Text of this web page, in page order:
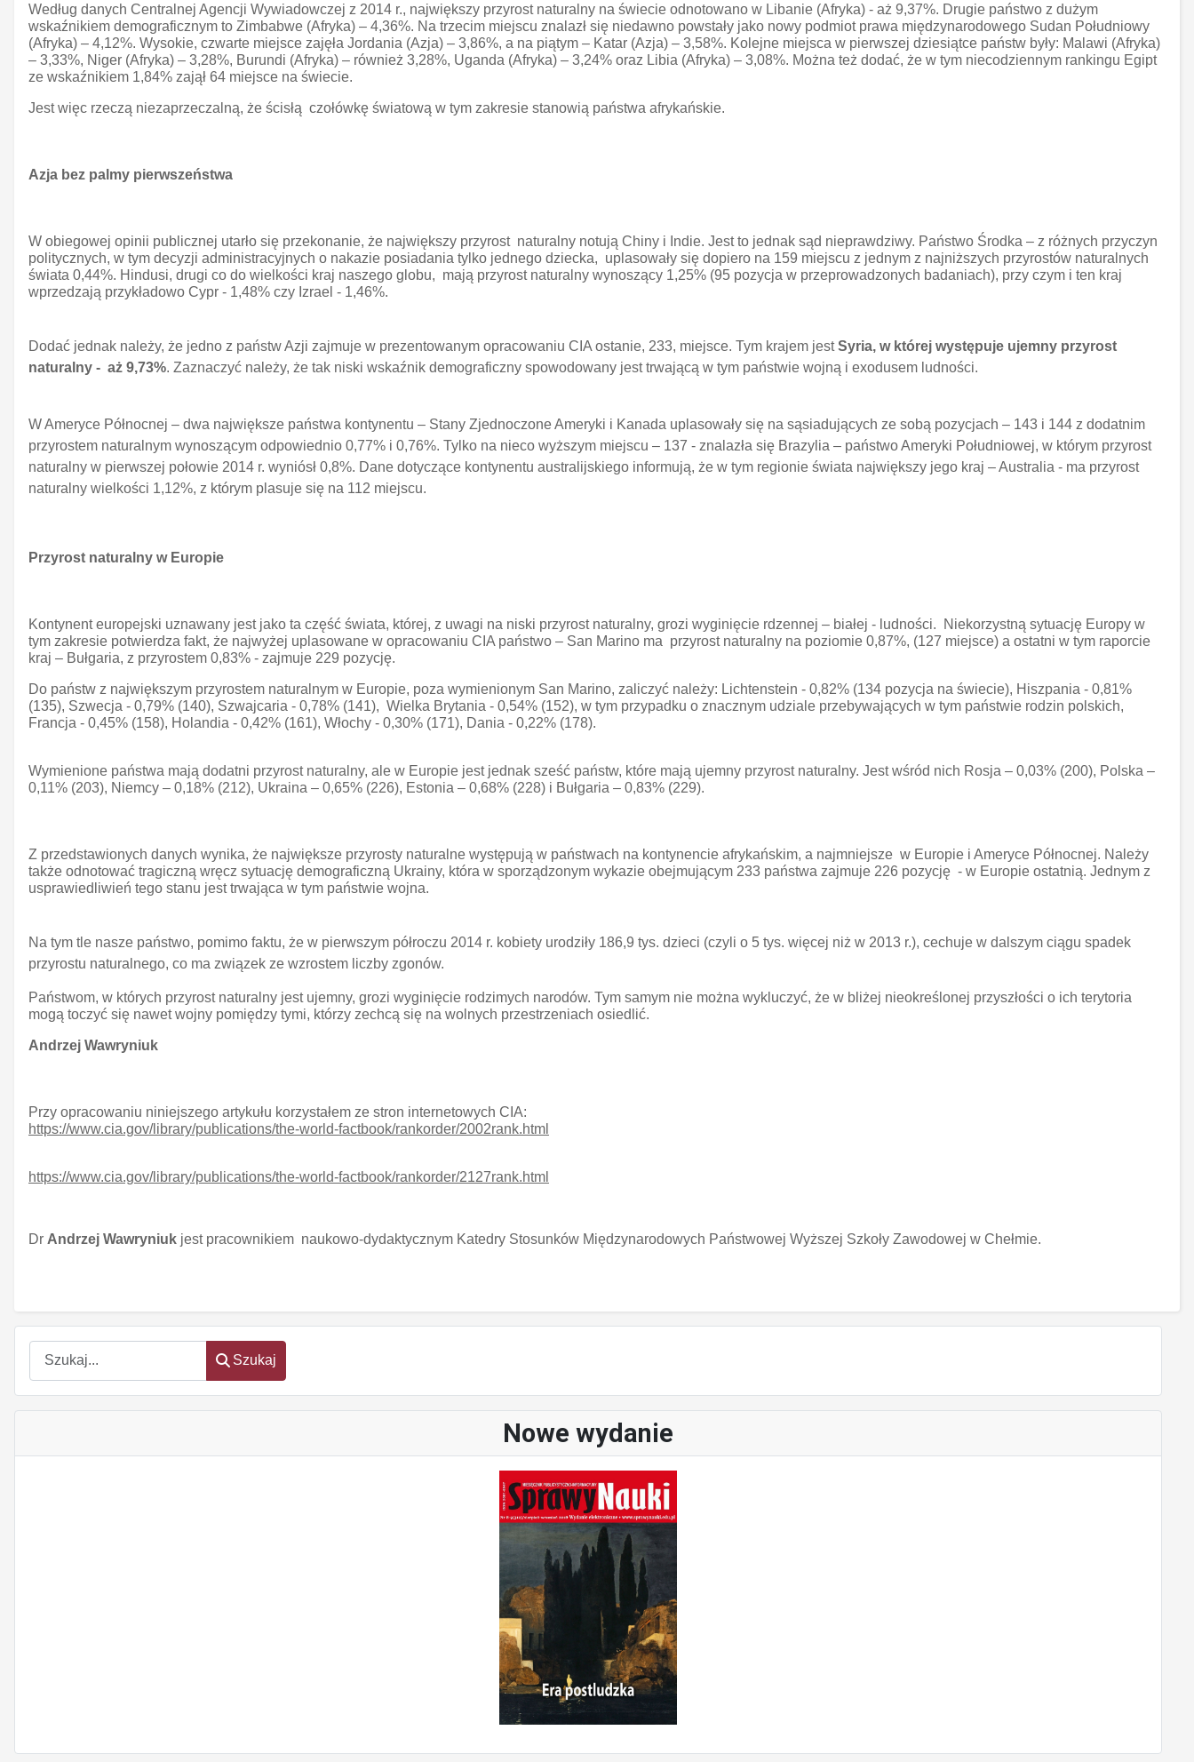
Szukaj
Szukaj
Nowe wydanie
Według danych Centralnej Agencji Wywiadowczej z 2014 r., największy przyrost naturalny na świecie odnotowano w Libanie (Afryka) - aż 9,37%. Drugie państwo z dużym
wskaźnikiem demograficznym to Zimbabwe (Afryka) – 4,36%. Na trzecim miejscu znalazł się niedawno powstały jako nowy podmiot prawa międzynarodowego Sudan Południowy
(Afryka) – 4,12%. Wysokie, czwarte miejsce zajęła Jordania (Azja) – 3,86%, a na piątym – Katar (Azja) – 3,58%. Kolejne miejsca w pierwszej dziesiątce państw były: Malawi (Afryka)
– 3,33%, Niger (Afryka) – 3,28%, Burundi (Afryka) – również 3,28%, Uganda (Afryka) – 3,24% oraz Libia (Afryka) – 3,08%. Można też dodać, że w tym niecodziennym rankingu Egipt
ze wskaźnikiem 1,84% zajął 64 miejsce na świecie.
Jest więc rzeczą niezaprzeczalną, że ścisłą czołówkę światową w tym zakresie stanowią państwa afrykańskie.
Azja bez palmy pierwszeństwa
W obiegowej opinii publicznej utarło się przekonanie, że największy przyrost naturalny notują Chiny i Indie. Jest to jednak sąd nieprawdziwy. Państwo Środka – z różnych przyczyn
politycznych, w tym decyzji administracyjnych o nakazie posiadania tylko jednego dziecka, uplasowały się dopiero na 159 miejscu z jednym z najniższych przyrostów naturalnych
świata 0,44%. Hindusi, drugi co do wielkości kraj naszego globu, mają przyrost naturalny wynoszący 1,25% (95 pozycja w przeprowadzonych badaniach), przy czym i ten kraj
wprzedzają przykładowo Cypr - 1,48% czy Izrael - 1,46%.
Dodać jednak należy, że jedno z państw Azji zajmuje w prezentowanym opracowaniu CIA ostanie, 233, miejsce. Tym krajem jestSyria, w której występuje ujemny przyrost
naturalny - aż 9,73%. Zaznaczyć należy, że tak niski wskaźnik demograficzny spowodowany jest trwającą w tym państwie wojną i exodusem ludności.
W Ameryce Północnej – dwa największe państwa kontynentu – Stany Zjednoczone Ameryki i Kanada uplasowały się na sąsiadujących ze sobą pozycjach – 143 i 144 z dodatnim
przyrostem naturalnym wynoszącym odpowiednio 0,77% i 0,76%. Tylko na nieco wyższym miejscu – 137 - znalazła się Brazylia – państwo Ameryki Południowej, w którym przyrost
naturalny w pierwszej połowie 2014 r. wyniósł 0,8%. Dane dotyczące kontynentu australijskiego informują, że w tym regionie świata największy jego kraj – Australia - ma przyrost
naturalny wielkości 1,12%, z którym plasuje się na 112 miejscu.
Przyrost naturalny w Europie
Kontynent europejski uznawany jest jako ta część świata, której, z uwagi na niski przyrost naturalny, grozi wyginięcie rdzennej – białej - ludności. Niekorzystną sytuację Europy w
tym zakresie potwierdza fakt, że najwyżej uplasowane w opracowaniu CIA państwo – San Marino ma przyrost naturalny na poziomie 0,87%, (127 miejsce) a ostatni w tym raporcie
kraj – Bułgaria, z przyrostem 0,83% - zajmuje 229 pozycję.
Do państw z największym przyrostem naturalnym w Europie, poza wymienionym San Marino, zaliczyć należy: Lichtenstein - 0,82% (134 pozycja na świecie), Hiszpania - 0,81%
(135), Szwecja - 0,79% (140), Szwajcaria - 0,78% (141), Wielka Brytania - 0,54% (152), w tym przypadku o znacznym udziale przebywających w tym państwie rodzin polskich,
Francja - 0,45% (158), Holandia - 0,42% (161), Włochy - 0,30% (171), Dania - 0,22% (178).
Wymienione państwa mają dodatni przyrost naturalny, ale w Europie jest jednak sześć państw, które mają ujemny przyrost naturalny. Jest wśród nich Rosja – 0,03% (200), Polska –
0,11% (203), Niemcy – 0,18% (212), Ukraina – 0,65% (226), Estonia – 0,68% (228) i Bułgaria – 0,83% (229).
Z przedstawionych danych wynika, że największe przyrosty naturalne występują w państwach na kontynencie afrykańskim, a najmniejsze w Europie i Ameryce Północnej. Należy
także odnotować tragiczną wręcz sytuację demograficzną Ukrainy, która w sporządzonym wykazie obejmującym 233 państwa zajmuje 226 pozycję - w Europie ostatnią. Jednym z
usprawiedliwień tego stanu jest trwająca w tym państwie wojna.
Na tym tle nasze państwo, pomimo faktu, że w pierwszym półroczu 2014 r. kobiety urodziły 186,9 tys. dzieci (czyli o 5 tys. więcej niż w 2013 r.), cechuje w dalszym ciągu spadek
przyrostu naturalnego, co ma związek ze wzrostem liczby zgonów.
Państwom, w których przyrost naturalny jest ujemny, grozi wyginięcie rodzimych narodów. Tym samym nie można wykluczyć, że w bliżej nieokreślonej przyszłości o ich terytoria
mogą toczyć się nawet wojny pomiędzy tymi, którzy zechcą się na wolnych przestrzeniach osiedlić.
Andrzej Wawryniuk
Przy opracowaniu niniejszego artykułu korzystałem ze stron internetowych CIA:
https://www.cia.gov/library/publications/the-world-factbook/rankorder/2002rank.html
https://www.cia.gov/library/publications/the-world-factbook/rankorder/2127rank.html
Dr Andrzej Wawryniuk jest pracownikiem naukowo-dydaktycznym Katedry Stosunków Międzynarodowych Państwowej Wyższej Szkoły Zawodowej w Chełmie.